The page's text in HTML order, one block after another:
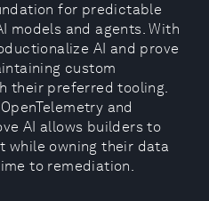
for predictable
models and agents. With
AI and prove
custom
their preferred tooling.
and
AI allows builders to
while owning their data
to remediation.